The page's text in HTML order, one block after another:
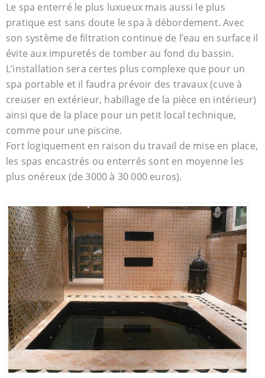
Le spa enterré le plus luxueux mais aussi le plus
pratique est sans doute le spa à débordement. Avec
son système de filtration continue de l’eau en surface il
évite aux impuretés de tomber au fond du bassin.
L’installation sera certes plus complexe que pour un
spa portable et il faudra prévoir des travaux (cuve à
creuser en extérieur, habillage de la pièce en intérieur)
ainsi que de la place pour un petit local technique,
comme pour une piscine.
Fort logiquement en raison du travail de mise en place,
les spas encastrés ou enterrés sont en moyenne les
plus onéreux (de 3000 à 30 000 euros).